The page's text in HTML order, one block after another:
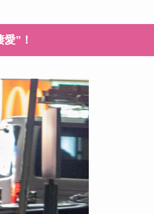
”！